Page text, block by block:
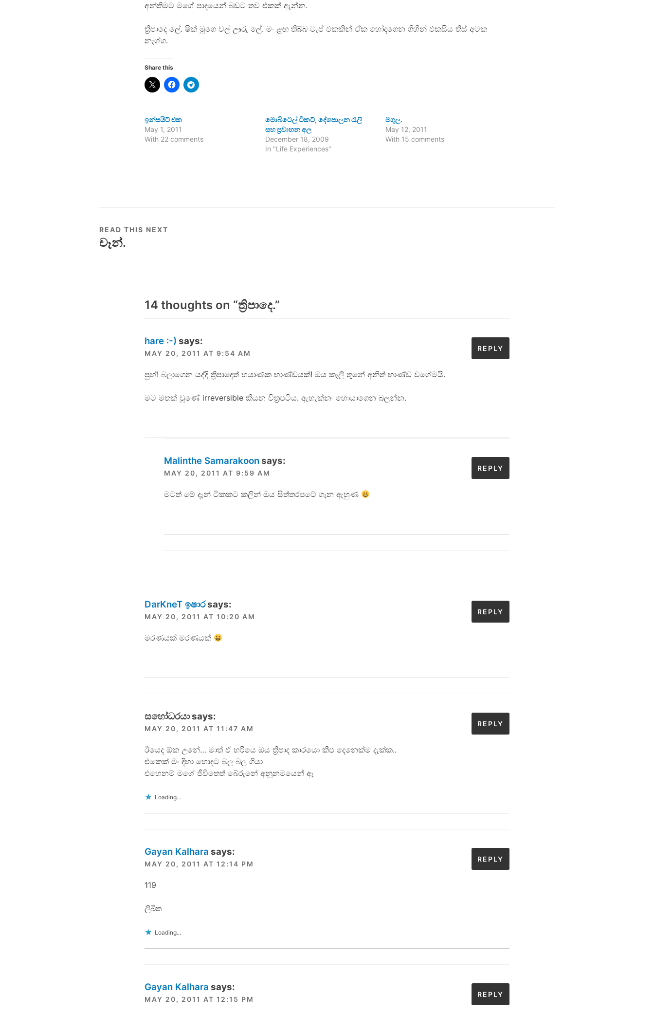
අන්තිමට මගේ පාදයෙන් බඩට තව එකක් ඇන්න.
ත්‍රිපාදෙ ලේ. ෂික් මුගෙ වල් ඌරු ලේ. මං ළඟ තිබ්බ ටැප් එකකින් ඒක හෝදගෙන ගිහින් එකසිය තිස් අටක
නැග්ග.
Share this
ඉන්සයිට් එක
May 1, 2011
With 22 comments
මොබිටෙල් ටිකට්, දේශපාලන රැලි
සහ ප්‍රවාහන අල
December 18, 2009
In "Life Experiences"
මගුල.
May 12, 2011
With 15 comments
READ THIS NEXT
චෑන්.
14 thoughts on “ත්‍රිපාදෙ.”
hare :-) says:
MAY 20, 2011 AT 9:54 AM
පුහ්! බලාගෙන යද්දි ත්‍රිපාදෙත් භයාණක භාණ්ඩයක්! ඔය කෑලි තුනේ අනිත් භාණ්ඩ වගේමයි.
මට මතක් වුණේ irreversible කියන චිත්‍රපටිය. ඇහැක්නං හොයාගෙන බලන්න.
REPLY
Malinthe Samarakoonsays:
MAY 20, 2011 AT 9:59 AM
මටත් මේ දැන් ටිකකට කලින් ඔය සිත්තරපටේ ගැන ඇහුණ
REPLY
DarKneT ඉෂාරsays:
MAY 20, 2011 AT 10:20 AM
මරණයක් මරණයක්
REPLY
සහෝධරයාsays:
MAY 20, 2011 AT 11:47 AM
ඊයෙද ඕක උනේ… මාත් ඒ හරියෙ ඔය ත්‍රිපාද කාරයො කීප දෙනෙක්ම දැක්ක..
එකෙක් මං දිහා ‍හොදට බල බල ගියා
එහෙනම් මගේ ජීවිතෙත් බේරුනේ අනූනමයෙන් ඈ
Loading...
REPLY
Gayan Kalhara says:
MAY 20, 2011 AT 12:14 PM
119
ලිඛිත
Loading...
REPLY
Gayan Kalhara says:
MAY 20, 2011 AT 12:15 PM
REPLY